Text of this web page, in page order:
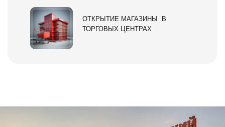
ОТКРЫТИЕ МАГАЗИНЫ В
ТОРГОВЫХ ЦЕНТРАХ